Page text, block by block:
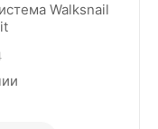
Walksnail